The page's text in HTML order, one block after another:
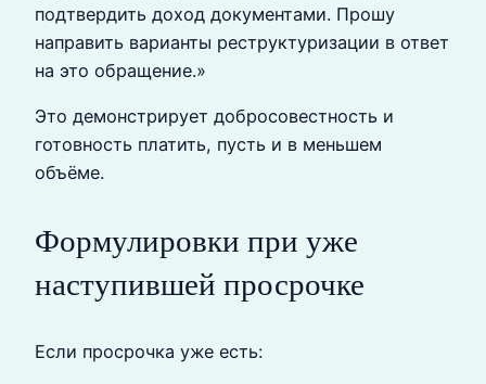
подтвердить доход документами. Прошу
направить варианты реструктуризации в ответ
на это обращение.»
Это демонстрирует добросовестность и
готовность платить, пусть и в меньшем
объёме.
Формулировки при уже
наступившей просрочке
Если просрочка уже есть: